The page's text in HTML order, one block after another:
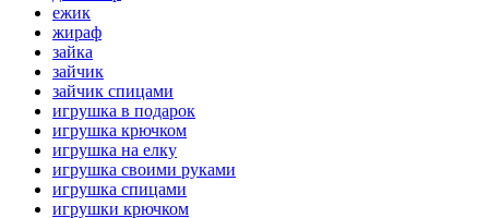
ежик
жираф
зайка
зайчик
зайчик спицами
игрушка в подарок
игрушка крючком
игрушка на елку
игрушка своими руками
игрушка спицами
игрушки крючком